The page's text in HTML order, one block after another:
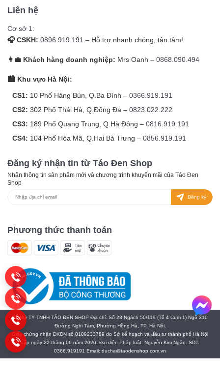
Liên hệ
Cơ sở 1:
🎧 CSKH: 0896.919.191 – Hỗ trợ nhanh chóng, tận tâm!
👩‍💼 Khách hàng doanh nghiệp: Mrs Oanh – 0868.090.494
🏙️ Khu vực Hà Nội:
CS1: 10 Phố Hàng Bún, Q.Ba Đình – 0366.919.191
CS2: 302 Phố Thái Hà, Q.Đống Đa – 0823.022.222
CS3: 189 Phố Quang Trung, Q.Hà Đông – 0816.919.191
CS4: 104 Phố Hòa Mã, Q.Hai Bà Trưng – 0856.919.191
Đăng ký nhận tin từ Táo Đen Shop
Nhận thông tin sản phẩm mới và chương trình khuyến mãi của Táo Đen
Shop
Đăng ký
Phương thức thanh toán
CÔNG TY TNHH TÁO ĐEN SHOP Địa chỉ: Số 28 Ngách 50/119 (Tổ 4 Cụm 1) Ngõ 310
Đường Nghi Tàm, Phường Hồng Hà, TP. Hà Nội.
Giấy chứng nhận ĐKDN số 0109233789 do Sở kế hoạch và đầu tư thành phố Hà Nội
cấp ngày 22 tháng 06 năm 2020. Đại diện Pháp luật: Nguyễn Kim Ngân. SDT:
0366.919191 Email: ducha@taodenshop.com.vn